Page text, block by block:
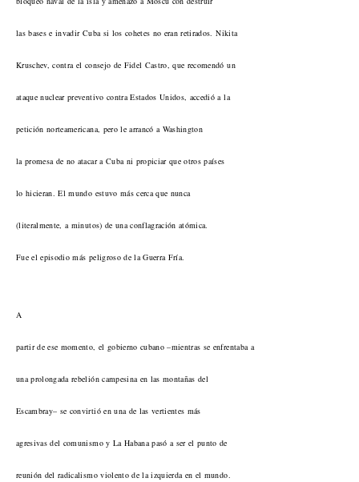
las bases e invadir Cuba si los cohetes no eran retirados. Nikita
Kruschev, contra el consejo de Fidel Castro, que recomendó un
ataque nuclear preventivo contra Estados Unidos, accedió a la
petición norteamericana, pero le arrancó a Washington
la promesa de no atacar a Cuba ni propiciar que otros países
lo hicieran. El mundo estuvo más cerca que nunca
(literalmente, a minutos) de una conflagración atómica.
Fue el episodio más peligroso de la Guerra Fría.
A
partir de ese momento, el gobierno cubano –mientras se enfrentaba a
una prolongada rebelión campesina en las montañas del
Escambray– se convirtió en una de las vertientes más
agresivas del comunismo y La Habana pasó a ser el punto de
reunión del radicalismo violento de la izquierda en el mundo.